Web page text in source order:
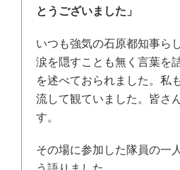
とうございました」
いつも強気の石原都知事ら
涙を隠すことも無く言葉を
を述べておられました。私
流して観ていました。皆さ
す。
その場に参加した隊員の一